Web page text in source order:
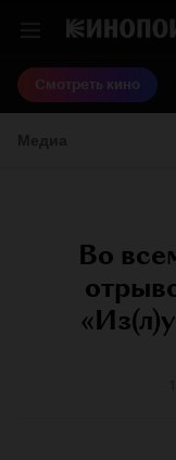
Смотреть кино
Во